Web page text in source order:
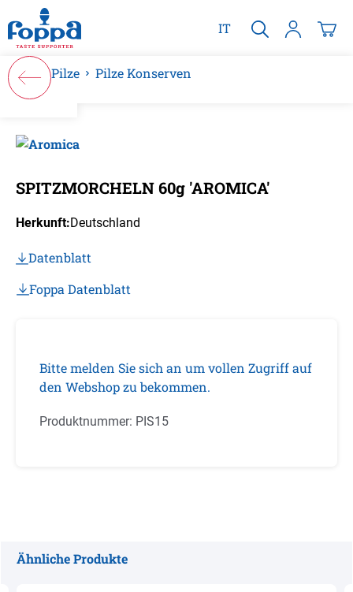
springen
IT
Pilze Pilze Konserven
SPITZMORCHELN 60g 'AROMICA'
Herkunft:Deutschland
Datenblatt
Foppa Datenblatt
Bitte melden Sie sich an um vollen Zugriff auf
den Webshop zu bekommen.
Produktnummer: PIS15
Ähnliche Produkte